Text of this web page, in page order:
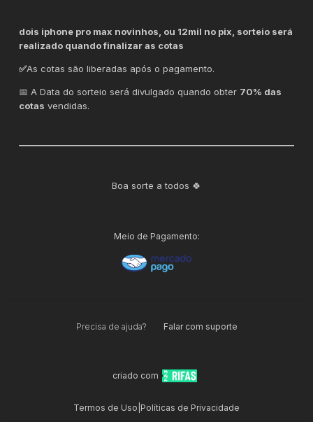
dois iphone pro max novinhos, ou 12mil no pix, sorteio será
realizado quando finalizar as cotas
✅As cotas são liberadas após o pagamento.
📅 A Data do sorteio será divulgado quando obter 70% das
cotas vendidas.
Boa sorte a todos 🍀
Meio de Pagamento:
Precisa de ajuda? Falar com suporte
criado com
Termos de Uso Políticas de Privacidade